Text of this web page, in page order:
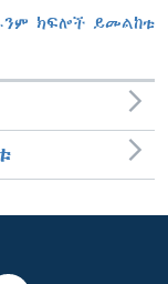
ክፍሎች ይመልከቱ